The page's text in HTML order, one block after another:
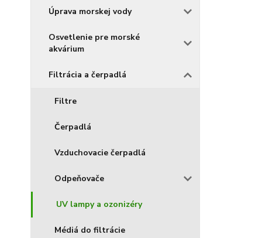
Úprava morskej vody
Osvetlenie pre morské
akvárium
Filtrácia a čerpadlá
Filtre
Čerpadlá
Vzduchovacie čerpadlá
Odpeňovače
UV lampy a ozonizéry
Médiá do filtrácie